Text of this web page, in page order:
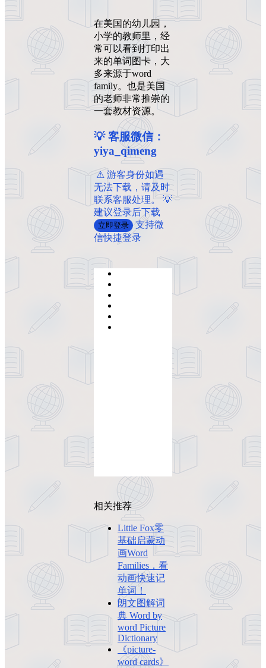
在美国的幼儿园，
小学的教师里，经
常可以看到打印出
来的单词图卡，大
多来源于word
family。也是美国
的老师非常推崇的
一套教材资源。
💡 客服微信：
yiya_qimeng
️ ️⚠ 游客身份如遇
无法下载，请及时
联系客服处理。 💡
建议登录后下载
立即登录
支持微
信快捷登录
相关推荐
Little Fox零
基础启蒙动
画Word
Families，看
动画快速记
单词！
朗文图解词
典 Word by
word Picture
Dictionary
《picture-
word cards》